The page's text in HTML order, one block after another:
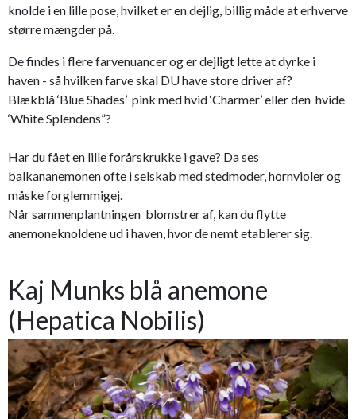
knolde i en lille pose, hvilket er en dejlig, billig måde at erhverve
større mængder på.
De findes i flere farvenuancer og er dejligt lette at dyrke i
haven - så hvilken farve skal DU have store driver af?
Blækblå ‘Blue Shades’ pink med hvid ‘Charmer’ eller den hvide
‘White Splendens”?
Har du fået en lille forårskrukke i gave? Da ses
balkananemonen ofte i selskab med stedmoder, hornvioler og
måske forglemmigej.
Når sammenplantningen blomstrer af, kan du flytte
anemoneknoldene ud i haven, hvor de nemt etablerer sig.
Kaj Munks blå anemone
(Hepatica Nobilis)